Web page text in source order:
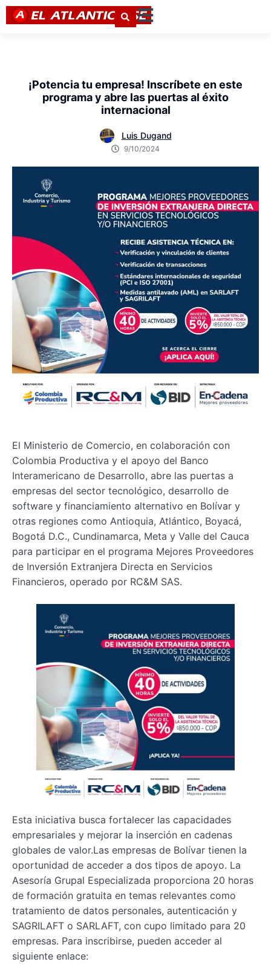
¡Potencia tu empresa! Inscríbete en este
programa y abre las puertas al éxito
internacional
Luis Dugand
9/10/2024
El Ministerio de Comercio, en colaboración con
Colombia Productiva y el apoyo del Banco
Interamericano de Desarrollo, abre las puertas a
empresas del sector tecnológico, desarrollo de
software y financiamiento alternativo en Bolívar y
otras regiones como Antioquia, Atlántico, Boyacá,
Bogotá D.C., Cundinamarca, Meta y Valle del Cauca
para participar en el programa Mejores Proveedores
de Inversión Extranjera Directa en Servicios
Financieros, operado por RC&M SAS.
Esta iniciativa busca fortalecer las capacidades
empresariales y mejorar la inserción en cadenas
globales de valor.Las empresas de Bolívar tienen la
oportunidad de acceder a dos tipos de apoyo. La
Asesoría Grupal Especializada proporciona 20 horas
de formación gratuita en temas relevantes como
tratamiento de datos personales, autenticación y
SAGRILAFT o SARLAFT, con cupo limitado para 20
empresas. Para inscribirse, pueden acceder al
siguiente enlace: